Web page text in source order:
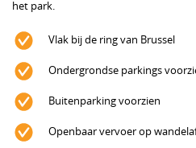
het park.
Vlak bij de ring van Brussel
Ondergrondse parkings
Buitenparking voorzien
Openbaar vervoer op